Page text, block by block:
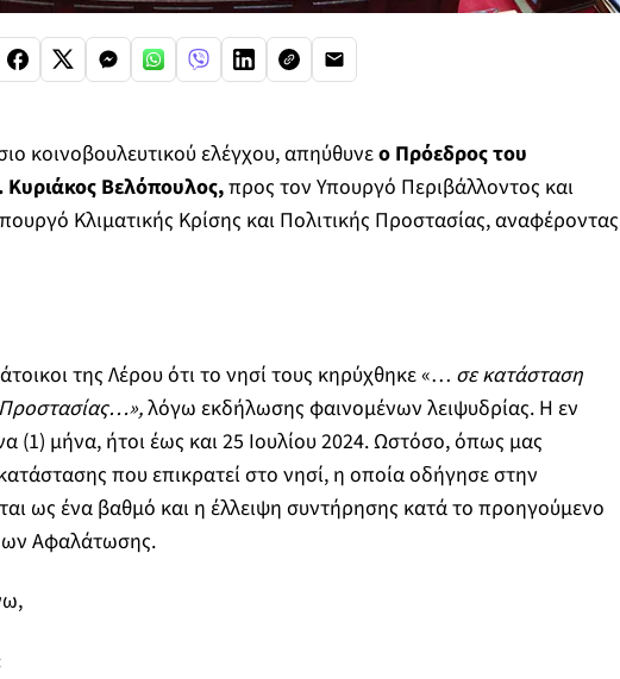
κοινοβουλευτικού ελέγχου, απηύθυνεο Πρόεδρος του
Βελόπουλος,προς τον Υπουργό Περιβάλλοντος και
Κλιματικής Κρίσης και Πολιτικής Προστασίας, αναφέροντας
της Λέρου ότι το νησί τους κηρύχθηκε «… σε κατάσταση
λόγω εκδήλωσης φαινομένων λειψυδρίας. Η εν
(1) μήνα, ήτοι έως και 25 Ιουλίου 2024. Ωστόσο, όπως μας
που επικρατεί στο νησί, η οποία οδήγησε στην
ως ένα βαθμό και η έλλειψη συντήρησης κατά το προηγούμενο
Αφαλάτωσης.